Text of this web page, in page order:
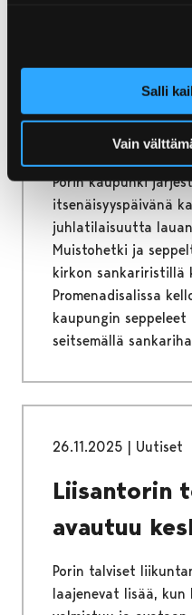
Salli
Vain
iltapäivällä
seurata
Porin kaupunki
itsenäisyyspäivänä
juhlatilaisuutta
Muistohetki ja
kirkon sankariristillä
Promenadisalissa
kaupungin
seitsemällä
26.11.2025 Uutiset
Liisantorin
avautuu
Porin talviset
laajenevat lisää,